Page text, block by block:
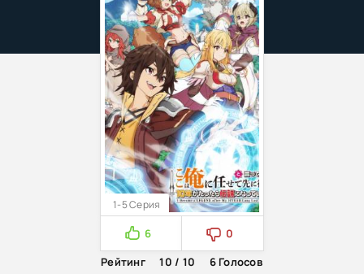
1-5 Серия
6
0
Рейтинг
10 / 10 6Голосов